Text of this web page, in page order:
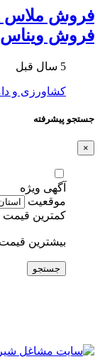
فروش ملاس
فروش ویناس
5 سال قبل
کشاورزی و
جستجو پیشرفته
×
آگهی ویژه
موقعیت
کمترین قیمت
بیشترین قیمت
جستجو